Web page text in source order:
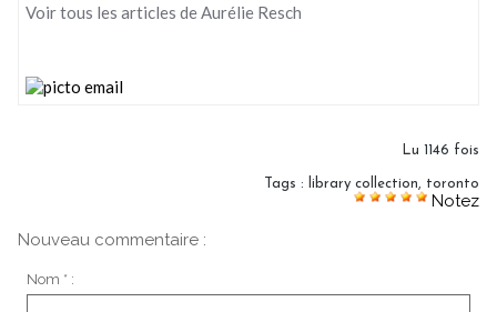
Voir tous les articles de Aurélie Resch
Lu 1146 fois
Tags : library collection, toronto
Notez
Nouveau commentaire :
Nom * :